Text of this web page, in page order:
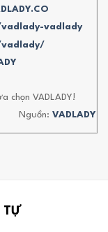
vadlady
chọn VADLADY!
Nguồn: VADLADY